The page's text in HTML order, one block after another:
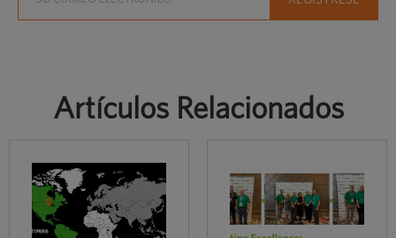
Artículos Relacionados